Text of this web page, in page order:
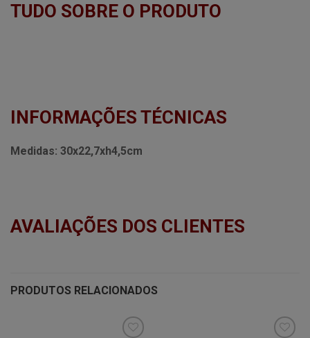
TUDO SOBRE O PRODUTO
INFORMAÇÕES TÉCNICAS
Medidas: 30x22,7xh4,5cm
AVALIAÇÕES DOS CLIENTES
PRODUTOS RELACIONADOS